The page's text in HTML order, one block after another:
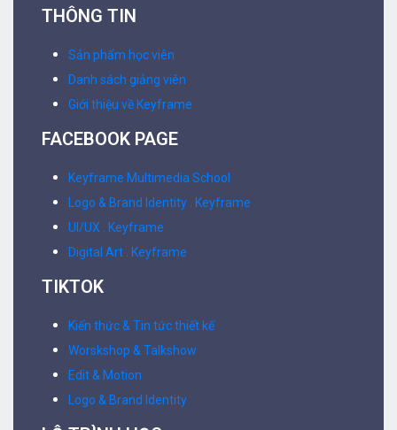
THÔNG TIN
Sản phẩm học viên
Danh sách giảng viên
Giới thiệu về Keyframe
FACEBOOK PAGE
Keyframe Multimedia School
Logo & Brand Identity . Keyframe
UI/UX . Keyframe
Digital Art . Keyframe
TIKTOK
Kiến thức & Tin tức thiết kế
Worskshop & Talkshow
Edit & Motion
Logo & Brand Identity